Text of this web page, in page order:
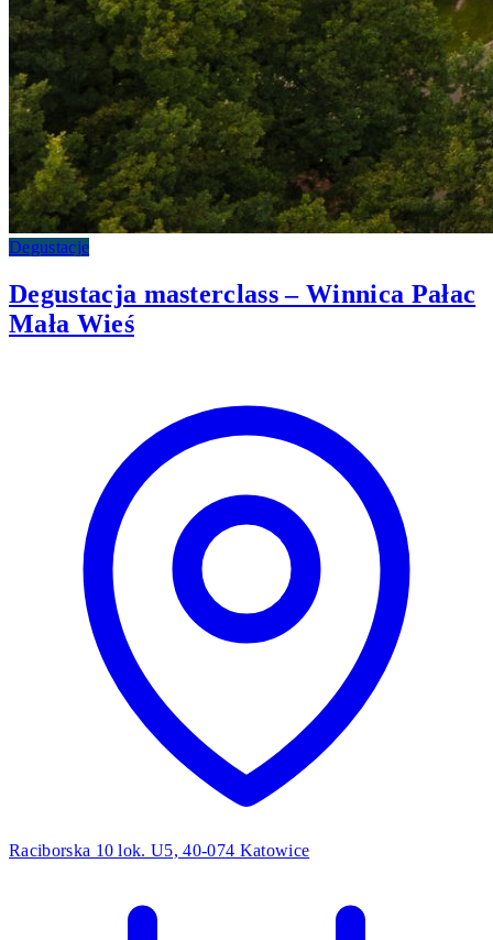
Degustacje
Degustacja masterclass – Winnica Pałac
Mała Wieś
Raciborska 10 lok. U5, 40-074 Katowice